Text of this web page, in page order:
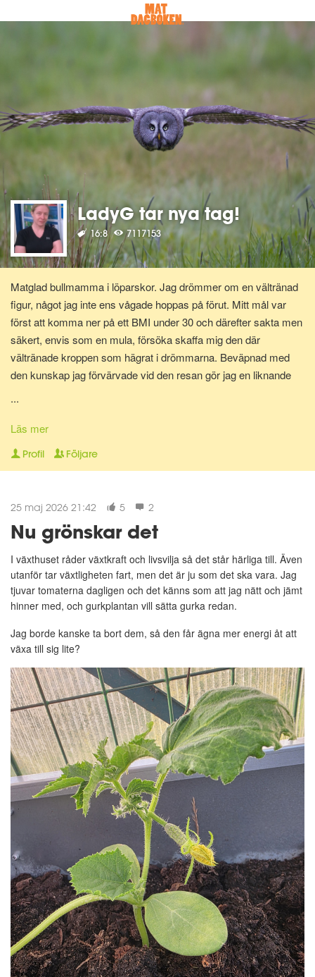
LadyG tar nya tag!
16:8 7117153
Matglad bullmamma i löparskor. Jag drömmer om en vältränad
figur, något jag inte ens vågade hoppas på förut. Mitt mål var
först att komma ner på ett BMI under 30 och därefter sakta men
säkert, envis som en mula, försöka skaffa mig den där
vältränade kroppen som hägrat i drömmarna. Beväpnad med
den kunskap jag förvärvade vid den resan gör jag en liknande
Nu för tiden är jag en av Matdagbokens mentorer, skicka ett
privat meddelande om du vill ha stöd och pepp privat eller om du
...
Läs mer
Profil Följare
25 maj 2026 21:42 5 2
Nu grönskar det
I växthuset råder växtkraft och livsvilja så det står härliga till. Även
utanför tar växtligheten fart, men det är ju som det ska vara. Jag
tjuvar tomaterna dagligen och det känns som att jag nätt och jämt
hinner med, och gurkplantan vill sätta gurka redan.
Jag borde kanske ta bort dem, så den får ägna mer energi åt att
växa till sig lite?